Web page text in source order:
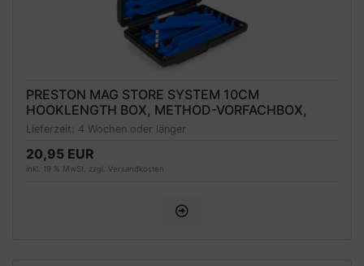
PRESTON MAG STORE SYSTEM 10CM
HOOKLENGTH BOX, METHOD-VORFACHBOX,
WASSERDICHT
Lieferzeit: 4 Wochen oder länger
20,95 EUR
inkl. 19 % MwSt. zzgl. Versandkosten